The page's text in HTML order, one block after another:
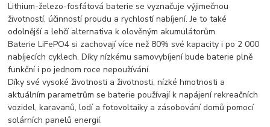
Lithium-železo-fosfátová baterie se vyznačuje výjimečnou
životností, účinností proudu a rychlostí nabíjení. Je to také
odolnější a lehčí alternativa k olověným akumulátorům.
Baterie LiFePO4 si zachovají více než 80% své kapacity i po 2 000
nabíjecích cyklech. Díky nízkému samovybíjení bude baterie plně
funkční i po jednom roce nepoužívání.
Díky své vysoké životnosti a životnosti, nízké hmotnosti a
aktuálním parametrům se baterie používají k napájení rekreačních
vozidel, karavanů, lodí a fotovoltaiky a zásobování domů pomocí
solárních panelů energií.